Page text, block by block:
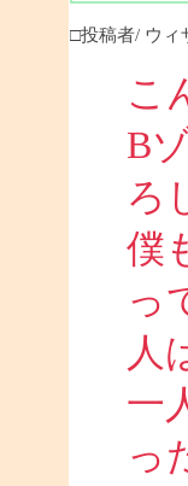
□投稿者/ ウィ
こ
B
ろ
僕
っ
人
一
っ